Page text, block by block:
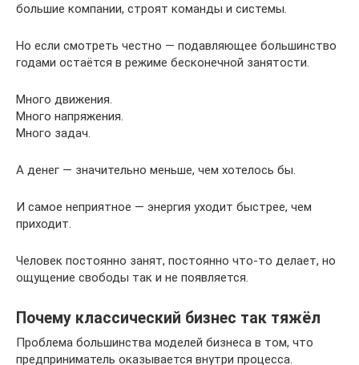
большие компании, строят команды и системы.
Но если смотреть честно — подавляющее большинство
годами остаётся в режиме бесконечной занятости.
Много движения.
Много напряжения.
Много задач.
А денег — значительно меньше, чем хотелось бы.
И самое неприятное — энергия уходит быстрее, чем
приходит.
Человек постоянно занят, постоянно что-то делает, но
ощущение свободы так и не появляется.
Почему классический бизнес так тяжёл
Проблема большинства моделей бизнеса в том, что
предприниматель оказывается внутри процесса.